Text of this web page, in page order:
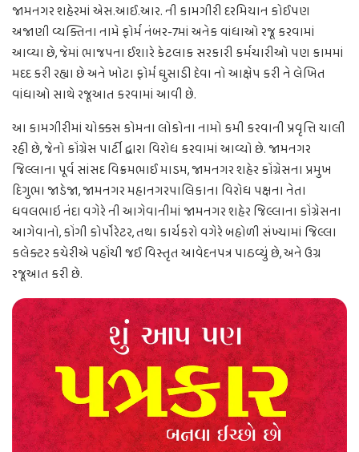
જામનગર શહેરમાં એસ.આઈ.આર. ની કામગીરી દરમિયાન કોઈપણ
અજાણી વ્યક્તિના નામે ફોર્મ નંબર-7માં અનેક વાંધાઓ રજૂ કરવામાં
આવ્યા છે, જેમાં ભાજપના ઈશારે કેટલાક સરકારી કર્મચારીઓ પણ કામમાં
મદદ કરી રહ્યા છે અને ખોટા ફોર્મ ઘુસાડી દેવા નો આક્ષેપ કરી ને લેખિત
વાંધાઓ સાથે રજૂઆત કરવામાં આવી છે.
આ કામગીરીમાં ચોક્કસ કોમના લોકોના નામો કમી કરવાની પ્રવૃત્તિ ચાલી
રહી છે, જેનો કોંગ્રેસ પાર્ટી દ્વારા વિરોધ કરવામાં આવ્યો છે. જામનગર
જિલ્લાના પૂર્વ સાંસદ વિક્રમભાઈ માડમ, જામનગર શહેર કોંગ્રેસના પ્રમુખ
દિગુભા જાડેજા, જામનગર મહાનગરપાલિકાના વિરોધ પક્ષના નેતા
ધવલભાઇ નંદા વગેરે ની આગેવાનીમાં જામનગર શહેર જિલ્લાના કોંગ્રેસના
આગેવાનો, કોંગી કોર્પોરેટર, તથા કાર્યકરો વગેરે બહોળી સંખ્યામાં જિલ્લા
કલેક્ટર કચેરીએ પહોંચી જઈ વિસ્તૃત આવેદનપત્ર પાઠવ્યું છે, અને ઉગ્ર
રજૂઆત કરી છે.